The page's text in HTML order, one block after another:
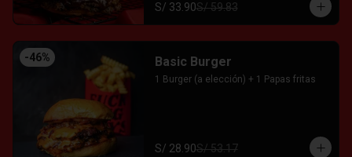
S/ 33.90S/ 59.83
-46% Basic Burger
1 Burger (a elección) + 1 Papas fritas
S/ 28.90S/ 53.17